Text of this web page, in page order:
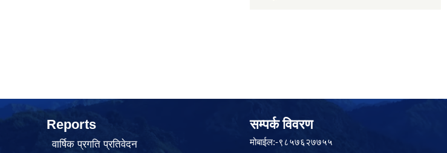
Reports
वार्षिक प्रगति प्रतिवेदन
सम्पर्क विवरण
मोबाईल:-९८५७६२७७५५